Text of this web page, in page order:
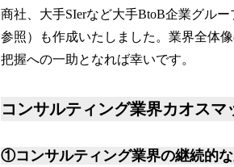
商社、大手SIerなど大手BtoB企業グル
参照）も作成いたしました。業界全体
把握への一助となれば幸いです。
コンサルティング業界カオスマ
①コンサルティング業界の継続的